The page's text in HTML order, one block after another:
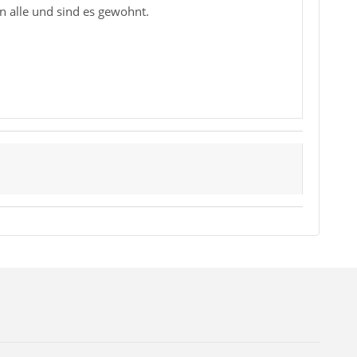
alle und sind es gewohnt.